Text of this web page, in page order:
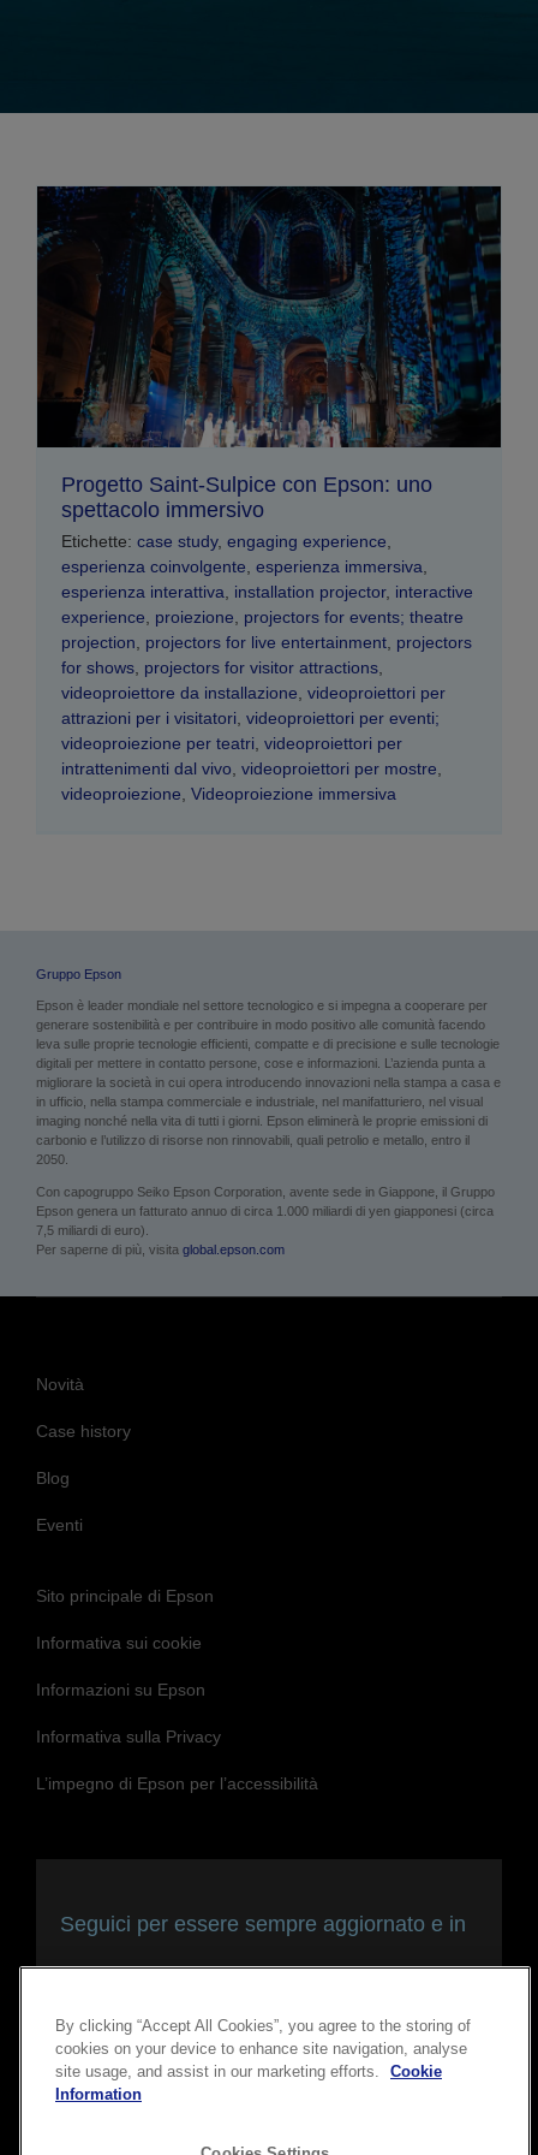
Progetto Saint-Sulpice con Epson: uno
spettacolo immersivo
Etichette: case study, engaging experience
esperienza coinvolgente esperienza immersiva
esperienza interattiva
installation projector, interactive
experience
proiezione
projectors for events; theatre
projection
projectors for live entertainment projectors
for shows projectors for visitor attractions
videoproiettore da installazione videoproiettori per
attrazioni per i visitatori videoproiettori per eventi;
videoproiezione per teatri videoproiettori per
intrattenimenti dal vivo videoproiettori per mostre
videoproiezione Videoproiezione immersiva
Gruppo Epson
Epson è leader mondiale nel settore tecnologico e si impegna a cooperare per
generare sostenibilità e per contribuire in modo positivo alle comunità facendo
leva sulle proprie tecnologie efficienti, compatte e di precisione e sulle tecnologie
digitali per mettere in contatto persone, cose e informazioni. L’azienda punta a
migliorare la società in cui opera introducendo innovazioni nella stampa a casa e
in ufficio, nella stampa commerciale e industriale, nel manifatturiero, nel visual
imaging nonché nella vita di tutti i giorni. Epson eliminerà le proprie emissioni di
carbonio e l’utilizzo di risorse non rinnovabili, quali petrolio e metallo, entro il
2050.
Con capogruppo Seiko Epson Corporation, avente sede in Giappone, il Gruppo
Epson genera un fatturato annuo di circa 1.000 miliardi di yen giapponesi (circa
7,5 miliardi di euro).
Per saperne di più, visita global.epson.com
Novità
Case history
Blog
Eventi
Sito principale di Epson
Informativa sui cookie
Informazioni su Epson
Informativa sulla Privacy
L’impegno di Epson per l’accessibilità
Seguici per essere sempre aggiornato e in
By clicking “Accept All Cookies”, you agree to the storing of
cookies on your device to enhance site navigation, analyse
site usage, and assist in our marketing efforts.
Cookie
Information